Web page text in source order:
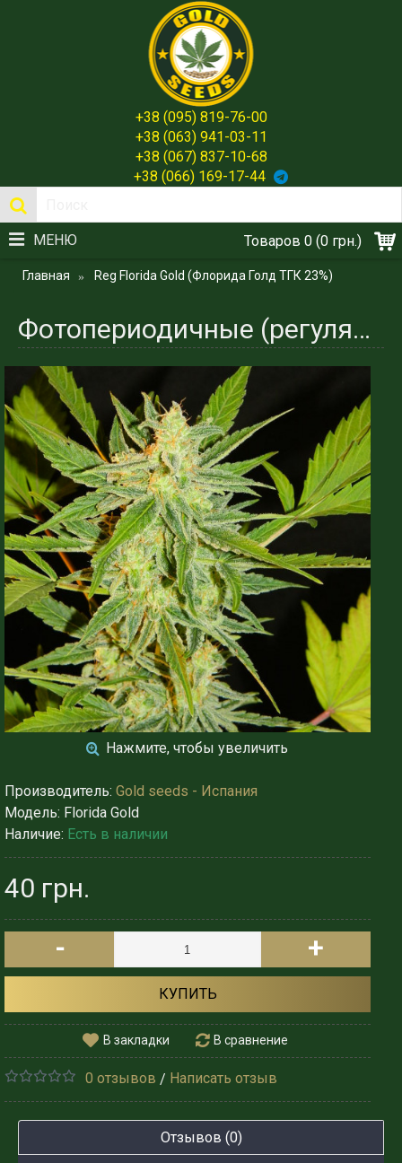
+38 (095) 819-76-00
+38 (063) 941-03-11
+38 (067) 837-10-68
+38 (066) 169-17-44
Товаров 0 (0 грн.)
МЕНЮ
Главная Reg Florida Gold (Флорида Голд ТГК 23%)
Фотопериодичные (регулярные) сорта. Florida Gold (Флорида Голд ТГК 23%)
Нажмите, чтобы увеличить
Производитель: Gold seeds - Испания
Модель: Florida Gold
Наличие: Есть в наличии
40 грн.
-
+
КУПИТЬ
В закладки В сравнение
0 отзывов / Написать отзыв
Отзывов (0)